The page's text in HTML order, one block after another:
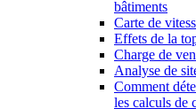
bâtiments
Carte de
Effets de la
Charge de
Analyse de
Comment
les calculs de